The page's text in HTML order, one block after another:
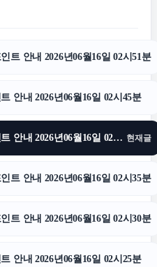
노원구하수구막힘
수원학교폭력변호사
부산흥신소
강남상간녀소송변호사
트 안내 2026년06월16일 02시51분
안내 2026년06월16일 02시45분
강동하수구막힘 확인 포인트 안내 2026년06월16일 02시42분 현재글
트 안내 2026년06월16일 02시35분
트 안내 2026년06월16일 02시30분
안내 2026년06월16일 02시25분